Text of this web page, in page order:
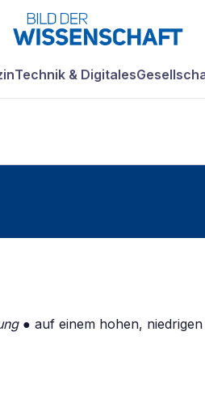
Technik & Digitales
● auf einem hohen,